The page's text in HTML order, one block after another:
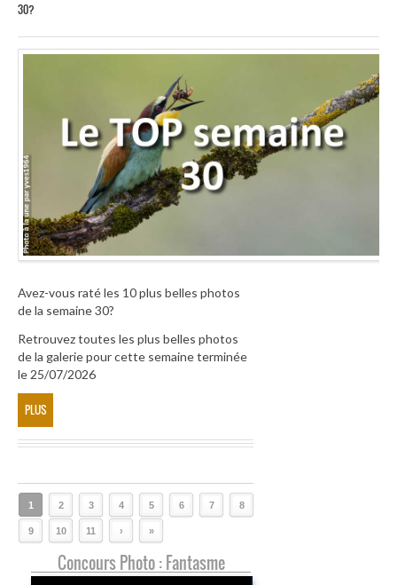
30?
Avez-vous raté les 10 plus belles photos
de la semaine 30?
Retrouvez toutes les plus belles photos
de la galerie pour cette semaine terminée
le 25/07/2026
PLUS
1 2 3 4 5 6 7 8
9 10 11 › »
Concours Photo : Fantasme